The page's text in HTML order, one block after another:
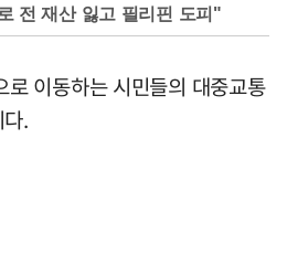
전 재산 잃고 필리핀 도피"
로 이동하는 시민들의 대중교통
.